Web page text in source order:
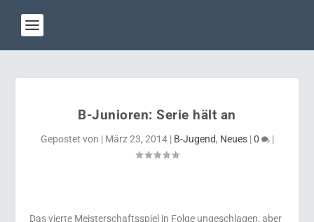
B-Junioren: Serie hält an
Gepostet von | März 23, 2014| B-Jugend, Neues|0 |
Das vierte Meisterschaftsspiel in Folge ungeschlagen, aber